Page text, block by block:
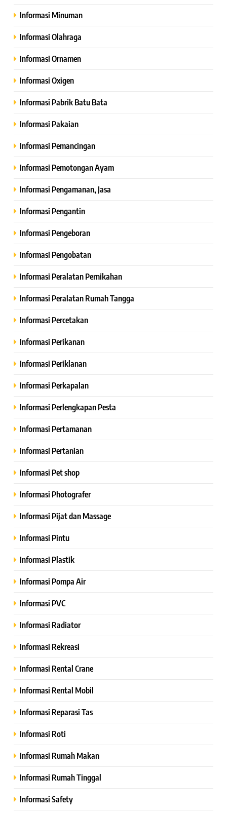
Informasi Minuman
Informasi Olahraga
Informasi Ornamen
Informasi Oxigen
Informasi Pabrik Batu Bata
Informasi Pakaian
Informasi Pemancingan
Informasi Pemotongan Ayam
Informasi Pengamanan, Jasa
Informasi Pengantin
Informasi Pengeboran
Informasi Pengobatan
Informasi Peralatan Pernikahan
Informasi Peralatan Rumah Tangga
Informasi Percetakan
Informasi Perikanan
Informasi Periklanan
Informasi Perkapalan
Informasi Perlengkapan Pesta
Informasi Pertamanan
Informasi Pertanian
Informasi Pet shop
Informasi Photografer
Informasi Pijat dan Massage
Informasi Pintu
Informasi Plastik
Informasi Pompa Air
Informasi PVC
Informasi Radiator
Informasi Rekreasi
Informasi Rental Crane
Informasi Rental Mobil
Informasi Reparasi Tas
Informasi Roti
Informasi Rumah Makan
Informasi Rumah Tinggal
Informasi Safety